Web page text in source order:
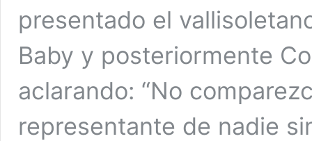
presentado el
Baby y posteriormente
aclarando: “No
representante de nadie